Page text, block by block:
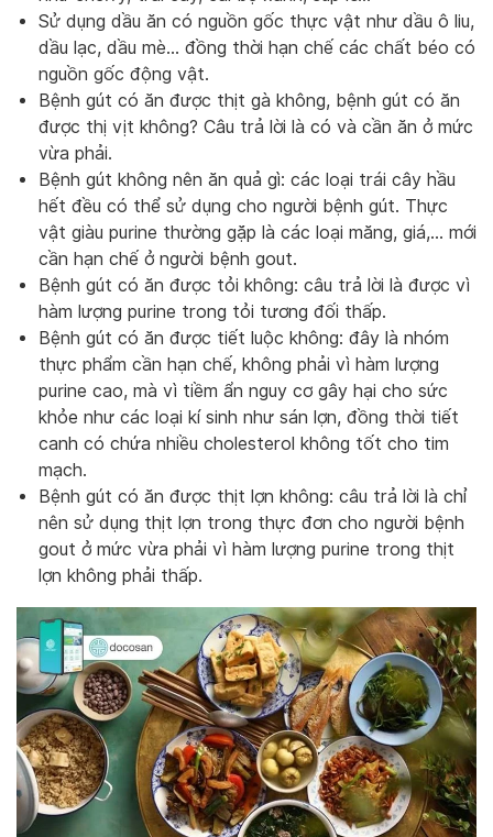
Sử dụng dầu ăn có nguồn gốc thực vật như dầu ô liu,
dầu lạc, dầu mè… đồng thời hạn chế các chất béo có
nguồn gốc động vật.
Bệnh gút có ăn được thịt gà không, bệnh gút có ăn
được thị vịt không? Câu trả lời là có và cần ăn ở mức
vừa phải.
Bệnh gút không nên ăn quả gì: các loại trái cây hầu
hết đều có thể sử dụng cho người bệnh gút. Thực
vật giàu purine thường gặp là các loại măng, giá,… mới
cần hạn chế ở người bệnh gout.
Bệnh gút có ăn được tỏi không: câu trả lời là được vì
hàm lượng purine trong tỏi tương đối thấp.
Bệnh gút có ăn được tiết luộc không: đây là nhóm
thực phẩm cần hạn chế, không phải vì hàm lượng
purine cao, mà vì tiềm ẩn nguy cơ gây hại cho sức
khỏe như các loại kí sinh như sán lợn, đồng thời tiết
canh có chứa nhiều cholesterol không tốt cho tim
mạch.
Bệnh gút có ăn được thịt lợn không: câu trả lời là chỉ
nên sử dụng thịt lợn trong thực đơn cho người bệnh
gout ở mức vừa phải vì hàm lượng purine trong thịt
lợn không phải thấp.